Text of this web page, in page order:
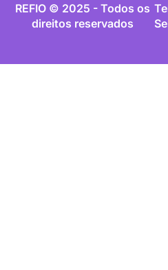
REFIO © 2025 - Todos os
direitos reservados